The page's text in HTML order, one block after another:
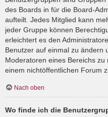
des Boards in für die Board-
aufteilt. Jedes Mitglied kann
jeder Gruppe können
erleichtert es den
Benutzer auf einmal zu ändern
Moderatoren eines Bereichs
einem nichtöffentlichen Forum
Nach oben
Wo finde ich die